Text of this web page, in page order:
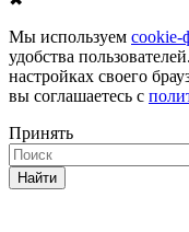
Мы используем cookie-
удобства
настройках своего
вы соглашаетесь с
Принять
Найти